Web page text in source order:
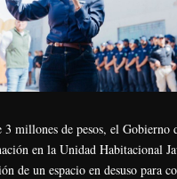
millones de pesos, el Gobierno
en la Unidad Habitacional
de un espacio en desuso para